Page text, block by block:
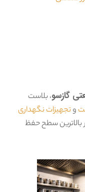
گازسو، بلاست
وتجهیزات نگهداری
بالاترین سطح حفظ